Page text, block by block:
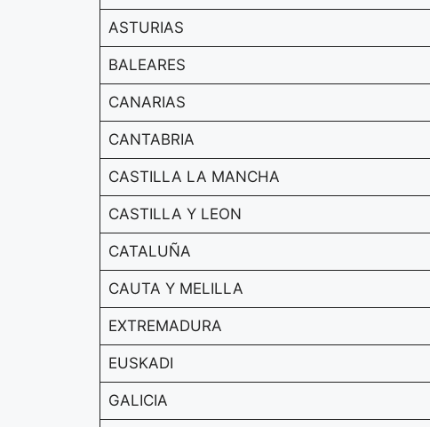
ASTURIAS
BALEARES
CANARIAS
CANTABRIA
CASTILLA LA MANCHA
CASTILLA Y LEON
CATALUÑA
CAUTA Y MELILLA
EXTREMADURA
EUSKADI
GALICIA